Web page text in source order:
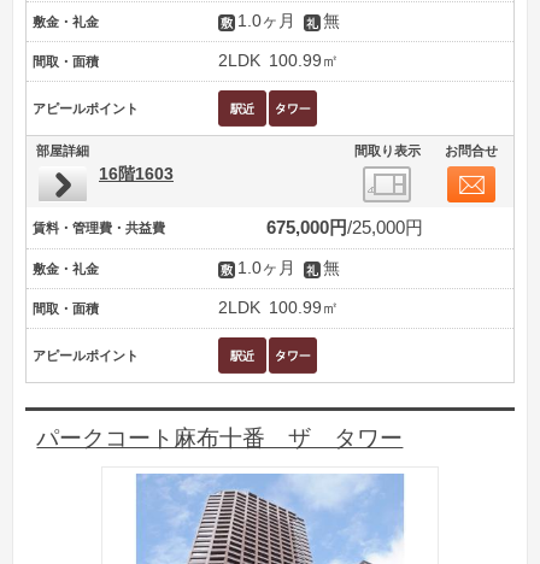
敷金・礼金 1.0ヶ月 無
間取・面積 2LDK 100.99㎡
アピールポイント
部屋詳細 間取り表示 お問合せ
16階1603
賃料・管理費・共益費 675,000円 25,000円
敷金・礼金 1.0ヶ月 無
間取・面積 2LDK 100.99㎡
アピールポイント
パークコート麻布十番 ザ タワー